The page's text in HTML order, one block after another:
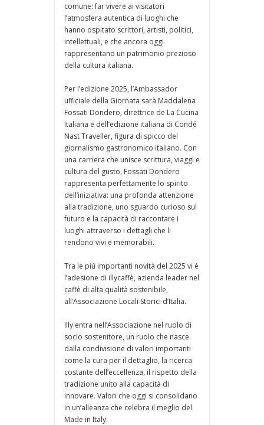
comune: far vivere ai visitatori
l’atmosfera autentica di luoghi che
hanno ospitato scrittori, artisti, politici,
intellettuali, e che ancora oggi
rappresentano un patrimonio prezioso
della cultura italiana.
Per l’edizione 2025, l’Ambassador
ufficiale della Giornata sarà Maddalena
Fossati Dondero, direttrice de La Cucina
Italiana e dell’edizione italiana di Condé
Nast Traveller, figura di spicco del
giornalismo gastronomico italiano. Con
una carriera che unisce scrittura, viaggi e
cultura del gusto, Fossati Dondero
rappresenta perfettamente lo spirito
dell’iniziativa: una profonda attenzione
alla tradizione, uno sguardo curioso sul
futuro e la capacità di raccontare i
luoghi attraverso i dettagli che li
rendono vivi e memorabili.
Tra le più importanti novità del 2025 vi è
l’adesione di illycaffè, azienda leader nel
caffè di alta qualità sostenibile,
all’Associazione Locali Storici d’Italia.
Illy entra nell’Associazione nel ruolo di
socio sostenitore, un ruolo che nasce
dalla condivisione di valori importanti
come la cura per il dettaglio, la ricerca
costante dell’eccellenza, il rispetto della
tradizione unito alla capacità di
innovare. Valori che oggi si consolidano
in un’alleanza che celebra il meglio del
Made in Italy.